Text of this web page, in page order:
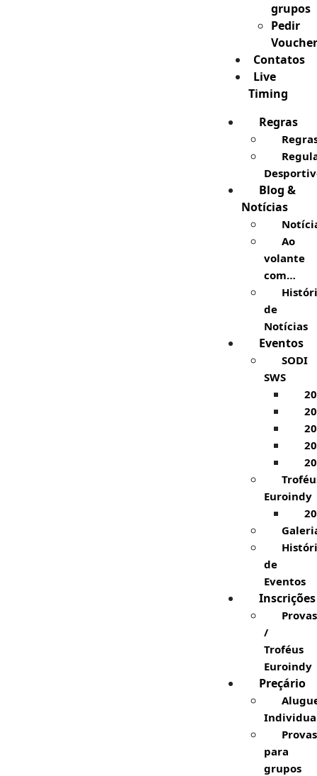
grupos
Pedir
Voucher
Contatos
Live
Timing
Regras
Blog &
Notícias
Ao
volante
com…
de
Notícias
Eventos
SODI
SWS
Euroindy
de
Eventos
Inscrições
Provas
/
Troféus
Euroindy
Preçário
Provas
para
grupos